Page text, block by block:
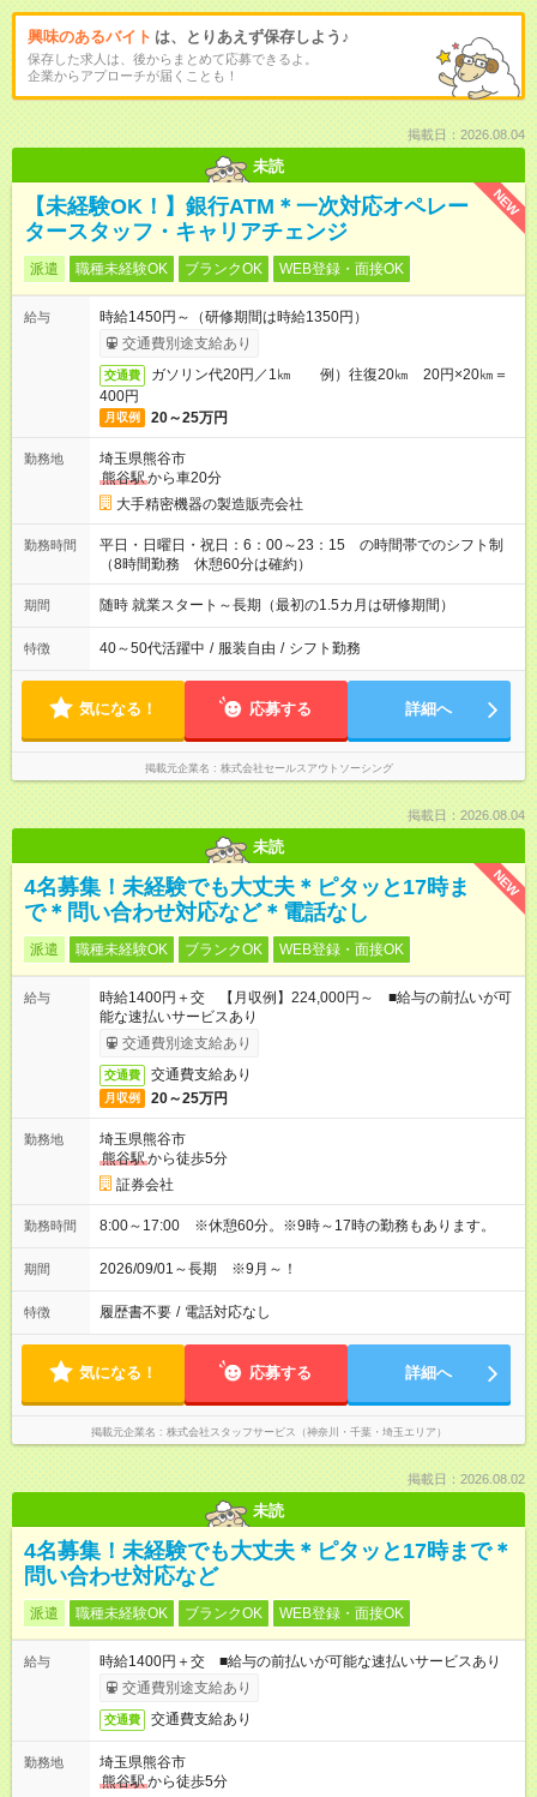
興味のあるバイト は、とりあえず保存しよう♪
保存した求人は、後からまとめて応募できるよ。
企業からアプローチが届くことも！
掲載日：2026.08.04
未読
NEW
【未経験OK！】銀行ATM＊一次対応オペレー
タースタッフ・キャリアチェンジ
派遣 職種未経験OK ブランクOK WEB登録・面接OK
給与
時給1450円～（研修期間は時給1350円）
交通費別途支給あり
交通費
ガソリン代20円／1㎞ 例）往復20㎞ 20円×20㎞＝
400円
月収例 20～25万円
勤務地
埼玉県熊谷市
熊谷駅から車20分
大手精密機器の製造販売会社
勤務時間
平日・日曜日・祝日：6：00～23：15 の時間帯でのシフト制
（8時間勤務 休憩60分は確約）
期間 随時 就業スタート～長期（最初の1.5カ月は研修期間）
特徴 40～50代活躍中 / 服装自由 / シフト勤務
気になる！ 応募する 詳細へ
掲載元企業名 株式会社セールスアウトソーシング
掲載日：2026.08.04
未読
NEW
4名募集！未経験でも大丈夫＊ピタッと17時ま
で＊問い合わせ対応など＊電話なし
派遣 職種未経験OK ブランクOK WEB登録・面接OK
給与
時給1400円＋交 【月収例】224,000円～ ■給与の前払いが可
能な速払いサービスあり
交通費別途支給あり
交通費 交通費支給あり
月収例 20～25万円
勤務地
埼玉県熊谷市
熊谷駅から徒歩5分
証券会社
勤務時間 8:00～17:00 ※休憩60分。※9時～17時の勤務もあります。
期間 2026/09/01～長期 ※9月～！
特徴 履歴書不要 / 電話対応なし
気になる！ 応募する 詳細へ
掲載元企業名 株式会社スタッフサービス（神奈川・千葉・埼玉エリア）
掲載日：2026.08.02
未読
4名募集！未経験でも大丈夫＊ピタッと17時まで＊
問い合わせ対応など
派遣 職種未経験OK ブランクOK WEB登録・面接OK
給与
時給1400円＋交 ■給与の前払いが可能な速払いサービスあり
交通費別途支給あり
交通費 交通費支給あり
勤務地
埼玉県熊谷市
熊谷駅から徒歩5分